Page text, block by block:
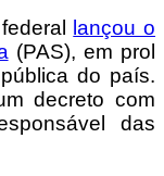
lançou o
(PAS), em prol
do país.
decreto com
das